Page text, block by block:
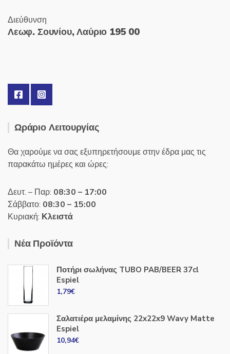
Διεύθυνση
Λεωφ. Σουνίου, Λαύριο 195 00
Ωράριο Λειτουργίας
Θα χαρούμε να σας εξυπηρετήσουμε στην έδρα μας τις
παρακάτω ημέρες και ώρες:
Δευτ. – Παρ: 08:30 – 17:00
Σάββατο: 08:30 – 15:00
Κυριακή: Κλειστά
Νέα Προϊόντα
Ποτήρι σωλήνας TUBO PAB/BEER 37cl
Espiel
1,79€
Σαλατιέρα μελαμίνης 22x22x9 Wavy Matte
Espiel
10,94€